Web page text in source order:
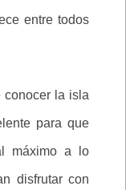
entre todos
conocer la isla
para que
máximo a lo
disfrutar con